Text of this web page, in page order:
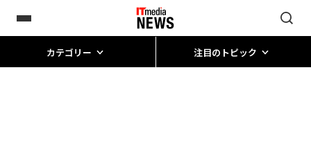
カテゴリー 注目のトピック